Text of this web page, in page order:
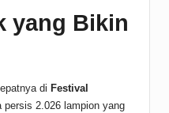
yang Bikin
di Festival
persis 2.026 lampion yang